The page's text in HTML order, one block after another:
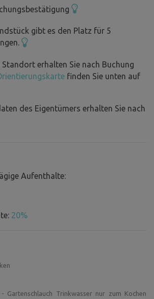
gibt es den Platz für 5
Standort erhalten Sie nach Buchung
finden Sie unten auf
des Eigentümers erhalten Sie nach
Aufenthalte:
20%
- Gartenschlauch Trinkwasser nur zum Kochen